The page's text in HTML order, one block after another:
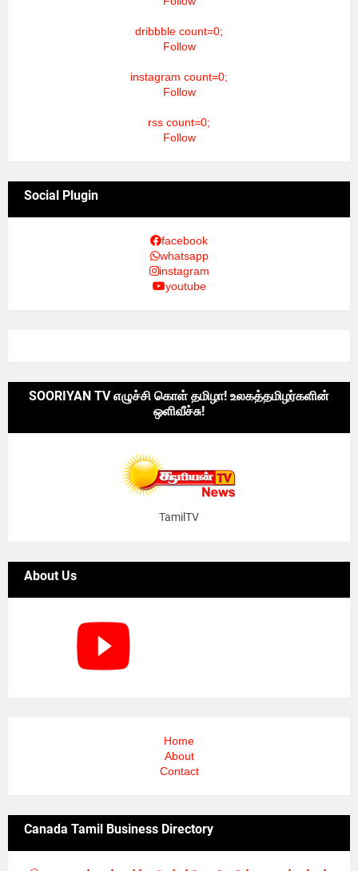
dribbble count=0;
Follow
instagram count=0;
Follow
rss count=0;
Follow
Social Plugin
facebook
whatsapp
instagram
youtube
SOORIYAN TV எழுச்சி கொள் தமிழா! உலகத்தமிழர்களின்
ஒளிவீச்சு!
TamilTV
About Us
Home
About
Contact
Canada Tamil Business Directory